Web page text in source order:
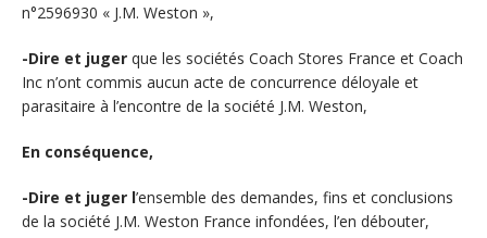
n°2596930 « J.M. Weston »,
-Dire et juger que les sociétés Coach Stores France et Coach
Inc n’ont commis aucun acte de concurrence déloyale et
parasitaire à l’encontre de la société J.M. Weston,
En conséquence,
-Dire et juger l’ensemble des demandes, fins et conclusions
de la société J.M. Weston France infondées, l’en débouter,